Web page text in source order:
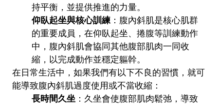
持平衡，並提供推進的力量。
仰臥起坐與核心訓練：腹內斜肌是核心肌群
的重要成員，在仰臥起坐、捲腹等訓練動作
中，腹內斜肌會協同其他腹部肌肉一同收
縮，以完成動作並穩定軀幹。
在日常生活中，如果我們有以下不良的習慣，就可
能導致腹內斜肌過度使用或不當收縮：
長時間久坐 ：久坐會使腹部肌肉鬆弛，導致